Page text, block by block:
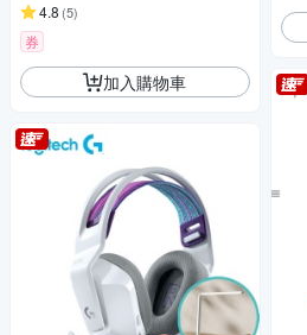
4.8 (5)
券
加入購物車